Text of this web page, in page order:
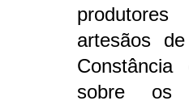
artesãos
sobre os